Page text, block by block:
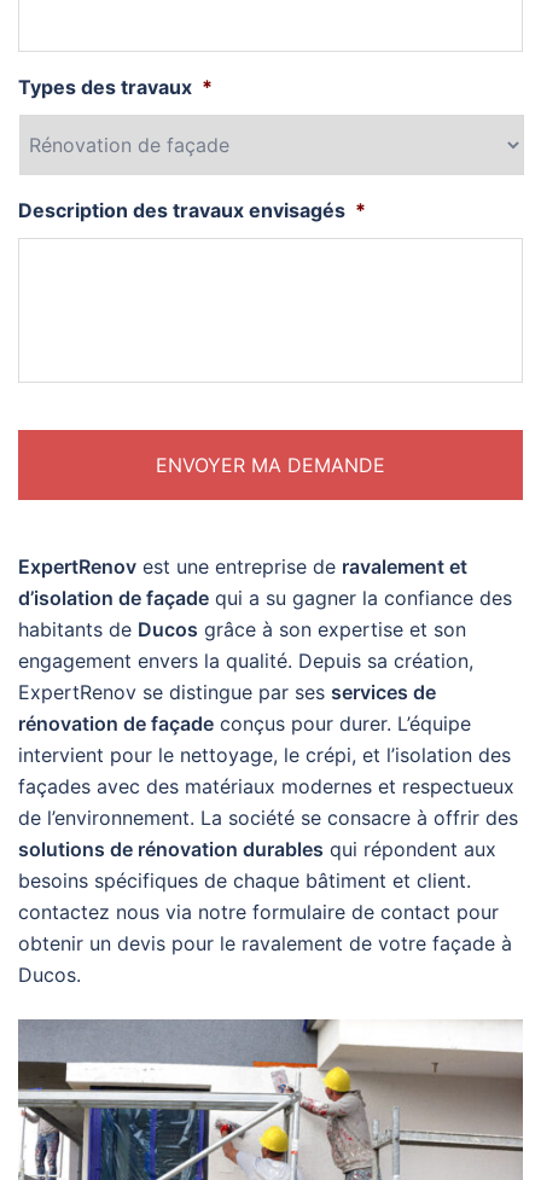
Types des travaux *
Description des travaux envisagés *
ExpertRenov est une entreprise de ravalement et
d’isolation de façade qui a su gagner la confiance des
habitants de Ducos grâce à son expertise et son
engagement envers la qualité. Depuis sa création,
ExpertRenov se distingue par ses services de
rénovation de façade conçus pour durer. L’équipe
intervient pour le nettoyage, le crépi, et l’isolation des
façades avec des matériaux modernes et respectueux
de l’environnement. La société se consacre à offrir des
solutions de rénovation durables qui répondent aux
besoins spécifiques de chaque bâtiment et client.
contactez nous via notre formulaire de contact pour
obtenir un devis pour le ravalement de votre façade à
Ducos.